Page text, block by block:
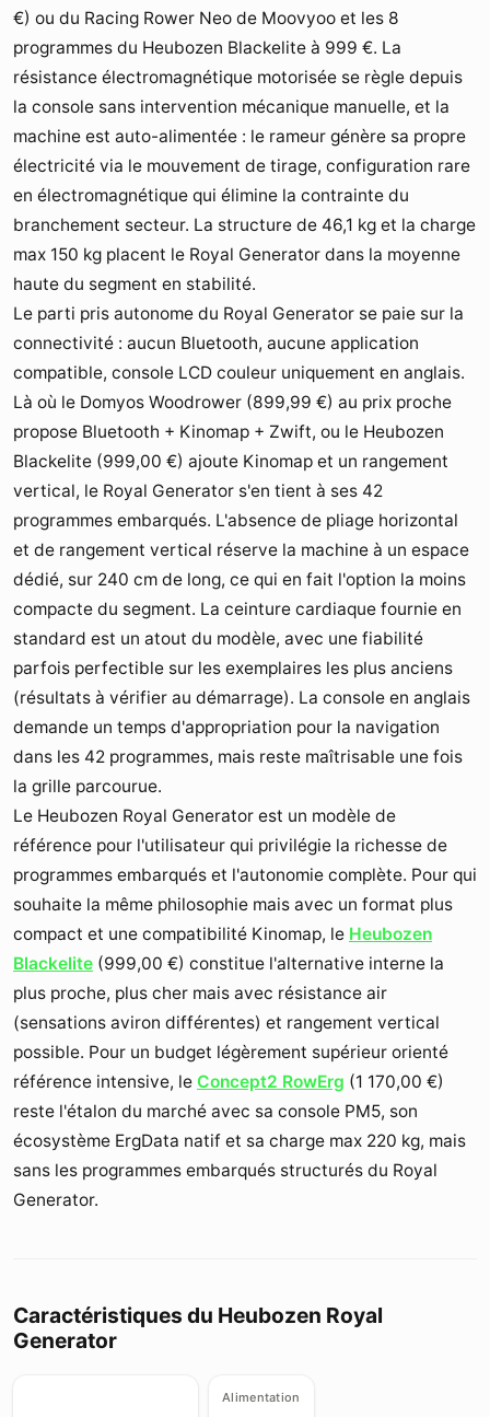
€) ou du Racing Rower Neo de Moovyoo et les 8
programmes du Heubozen Blackelite à 999 €. La
résistance électromagnétique motorisée se règle depuis
la console sans intervention mécanique manuelle, et la
machine est auto-alimentée : le rameur génère sa propre
électricité via le mouvement de tirage, configuration rare
en électromagnétique qui élimine la contrainte du
branchement secteur. La structure de 46,1 kg et la charge
max 150 kg placent le Royal Generator dans la moyenne
haute du segment en stabilité.
Le parti pris autonome du Royal Generator se paie sur la
connectivité : aucun Bluetooth, aucune application
compatible, console LCD couleur uniquement en anglais.
Là où le Domyos Woodrower (899,99 €) au prix proche
propose Bluetooth + Kinomap + Zwift, ou le Heubozen
Blackelite (999,00 €) ajoute Kinomap et un rangement
vertical, le Royal Generator s'en tient à ses 42
programmes embarqués. L'absence de pliage horizontal
et de rangement vertical réserve la machine à un espace
dédié, sur 240 cm de long, ce qui en fait l'option la moins
compacte du segment. La ceinture cardiaque fournie en
standard est un atout du modèle, avec une fiabilité
parfois perfectible sur les exemplaires les plus anciens
(résultats à vérifier au démarrage). La console en anglais
demande un temps d'appropriation pour la navigation
dans les 42 programmes, mais reste maîtrisable une fois
la grille parcourue.
Le Heubozen Royal Generator est un modèle de
référence pour l'utilisateur qui privilégie la richesse de
programmes embarqués et l'autonomie complète. Pour qui
souhaite la même philosophie mais avec un format plus
compact et une compatibilité Kinomap, le Heubozen
Blackelite (999,00 €) constitue l'alternative interne la
plus proche, plus cher mais avec résistance air
(sensations aviron différentes) et rangement vertical
possible. Pour un budget légèrement supérieur orienté
référence intensive, le Concept2 RowErg (1 170,00 €)
reste l'étalon du marché avec sa console PM5, son
écosystème ErgData natif et sa charge max 220 kg, mais
sans les programmes embarqués structurés du Royal
Generator.
Caractéristiques du Heubozen Royal
Generator
Alimentation